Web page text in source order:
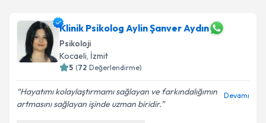
Klinik Psikolog Aylin Şanver Aydın
Psikoloji
Kocaeli, İzmit
5 (72 Değerlendirme)
Hayatımı kolaylaştırmamı sağlayan ve farkındalığımın
artmasını sağlayan işinde uzman biridir.
Devamı